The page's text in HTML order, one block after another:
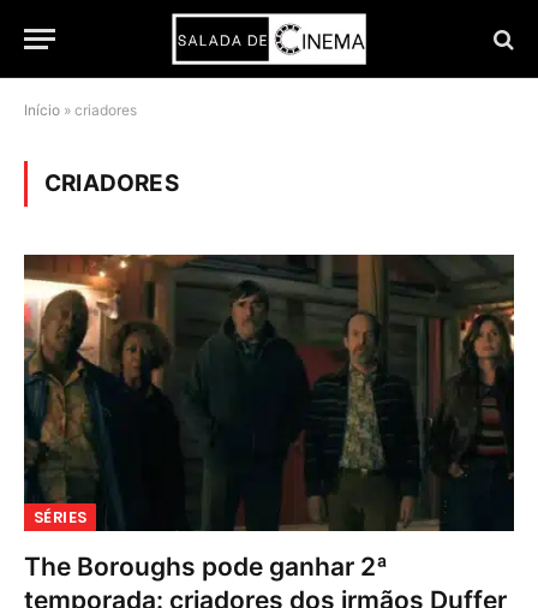
Início » criadores
CRIADORES
SÉRIES
The Boroughs pode ganhar 2ª
temporada: criadores dos irmãos Duffer